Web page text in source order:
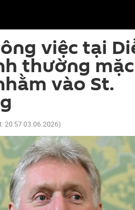
việc tại
thường
vào St.
20:57 03.06.2026)